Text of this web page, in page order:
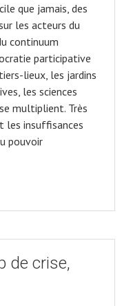
que jamais, des
les acteurs du
continuum
participative
lieux, les jardins
les sciences
multiplient. Très
les insuffisances
pouvoir
de crise,